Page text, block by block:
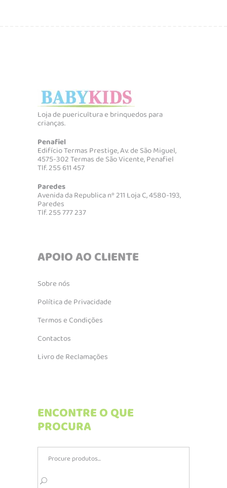
Loja de puericultura e brinquedos para
crianças.
Penafiel
Edifício Termas Prestige, Av. de São Miguel,
4575-302 Termas de São Vicente, Penafiel
Tlf. 255 611 457
Paredes
Avenida da Republica nº 211 Loja C, 4580-193,
Paredes
Tlf. 255 777 237
APOIO AO CLIENTE
Sobre nós
Política de Privacidade
Termos e Condições
Contactos
Livro de Reclamações
ENCONTRE O QUE
PROCURA